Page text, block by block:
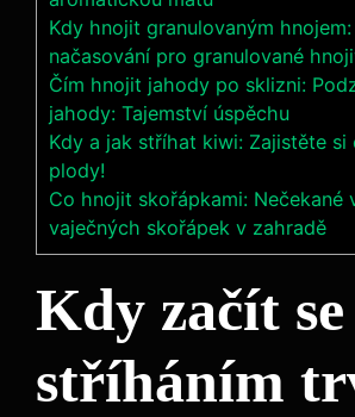
Kdy hnojit granulovaným
načasování pro granulované
Čím hnojit jahody po sklizni:
jahody: Tajemství úspěchu
Kdy a jak stříhat kiwi: Zajistěte si
plody!
Co hnojit skořápkami: Nečekané
vaječných skořápek v zahradě
Kdy začít se
stříháním